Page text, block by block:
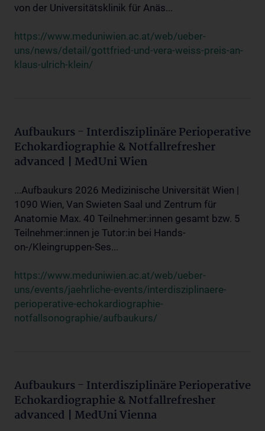
von der Universitätsklinik für Anäs...
https://www.meduniwien.ac.at/web/ueber-
uns/news/detail/gottfried-und-vera-weiss-preis-an-
klaus-ulrich-klein/
Aufbaukurs - Interdisziplinäre Perioperative
Echokardiographie & Notfallrefresher
advanced | MedUni Wien
...Aufbaukurs 2026 Medizinische Universität Wien |
1090 Wien, Van Swieten Saal und Zentrum für
Anatomie Max. 40 Teilnehmer:innen gesamt bzw. 5
Teilnehmer:innen je Tutor:in bei Hands-
on-/Kleingruppen-Ses...
https://www.meduniwien.ac.at/web/ueber-
uns/events/jaehrliche-events/interdisziplinaere-
perioperative-echokardiographie-
notfallsonographie/aufbaukurs/
Aufbaukurs - Interdisziplinäre Perioperative
Echokardiographie & Notfallrefresher
advanced | MedUni Vienna